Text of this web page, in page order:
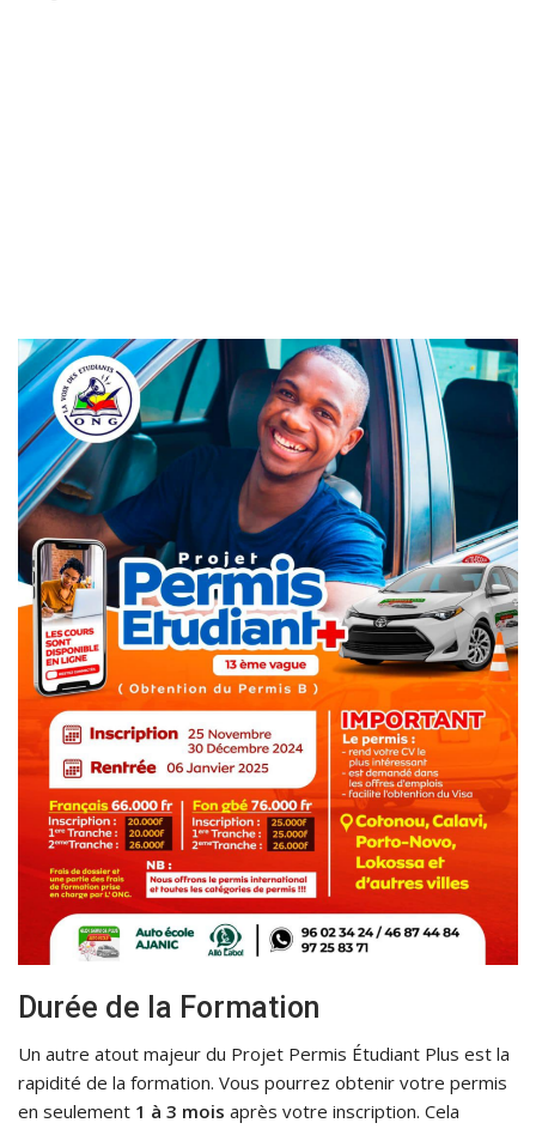
Durée de la Formation
Un autre atout majeur du Projet Permis Étudiant Plus est la
rapidité de la formation. Vous pourrez obtenir votre permis
en seulement 1 à 3 mois après votre inscription. Cela